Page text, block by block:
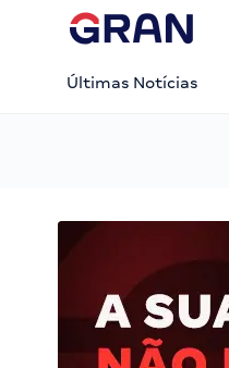
Últimas Notícias